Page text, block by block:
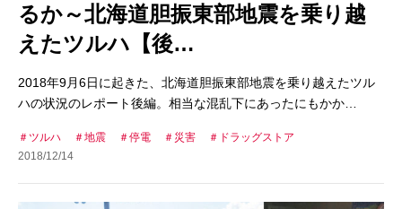
るか～北海道胆振東部地震を乗り越
えたツルハ【後…
2018年9月6日に起きた、北海道胆振東部地震を乗り越えたツル
ハの状況のレポート後編。相当な混乱下にあったにもかか…
ツルハ 地震 停電 災害
ドラッグストア
2018/12/14